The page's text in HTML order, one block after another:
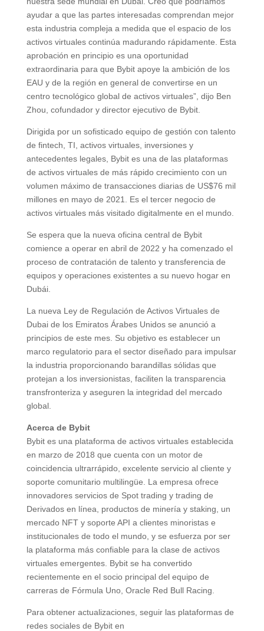
ayudar a que las partes interesadas comprendan mejor
esta industria compleja a medida que el espacio de los
activos virtuales continúa madurando rápidamente. Esta
aprobación en principio es una oportunidad
extraordinaria para que Bybit apoye la ambición de los
EAU y de la región en general de convertirse en un
centro tecnológico global de activos virtuales”, dijo Ben
Zhou, cofundador y director ejecutivo de Bybit.
Dirigida por un sofisticado equipo de gestión con talento
de fintech, TI, activos virtuales, inversiones y
antecedentes legales, Bybit es una de las plataformas
de activos virtuales de más rápido crecimiento con un
volumen máximo de transacciones diarias de US$76 mil
millones en mayo de 2021. Es el tercer negocio de
activos virtuales más visitado digitalmente en el mundo.
Se espera que la nueva oficina central de Bybit
comience a operar en abril de 2022 y ha comenzado el
proceso de contratación de talento y transferencia de
equipos y operaciones existentes a su nuevo hogar en
Dubái.
La nueva Ley de Regulación de Activos Virtuales de
Dubai de los Emiratos Árabes Unidos se anunció a
principios de este mes. Su objetivo es establecer un
marco regulatorio para el sector diseñado para impulsar
la industria proporcionando barandillas sólidas que
protejan a los inversionistas, faciliten la transparencia
transfronteriza y aseguren la integridad del mercado
global.
Acerca de Bybit
Bybit es una plataforma de activos virtuales establecida
en marzo de 2018 que cuenta con un motor de
coincidencia ultrarrápido, excelente servicio al cliente y
soporte comunitario multilingüe. La empresa ofrece
innovadores servicios de Spot trading y trading de
Derivados en línea, productos de minería y staking, un
mercado NFT y soporte API a clientes minoristas e
institucionales de todo el mundo, y se esfuerza por ser
la plataforma más confiable para la clase de activos
virtuales emergentes. Bybit se ha convertido
recientemente en el socio principal del equipo de
carreras de Fórmula Uno, Oracle Red Bull Racing.
Para obtener actualizaciones, seguir las plataformas de
redes sociales de Bybit en